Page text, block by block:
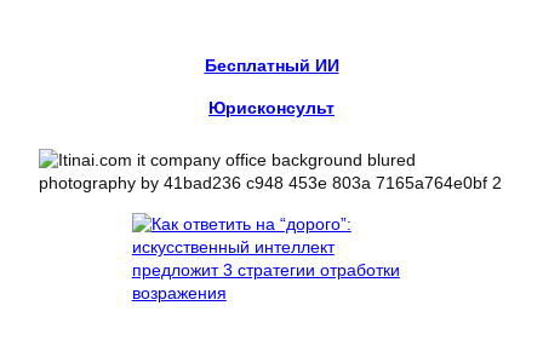
Бесплатный ИИ
Юрисконсульт